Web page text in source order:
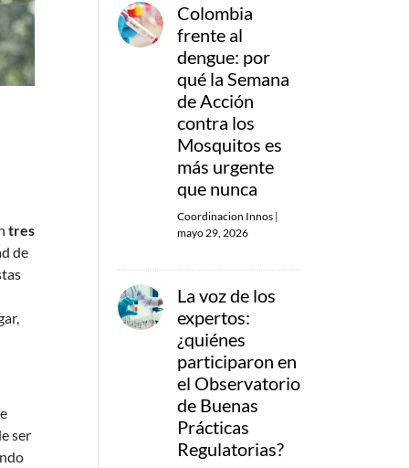
tres
de
ser
Colombia
frente al
dengue: por
qué la Semana
de Acción
contra los
Mosquitos es
más urgente
que nunca
Coordinacion Innos |
mayo 29, 2026
La voz de los
expertos:
¿quiénes
participaron en
el Observatorio
de Buenas
Prácticas
Regulatorias?